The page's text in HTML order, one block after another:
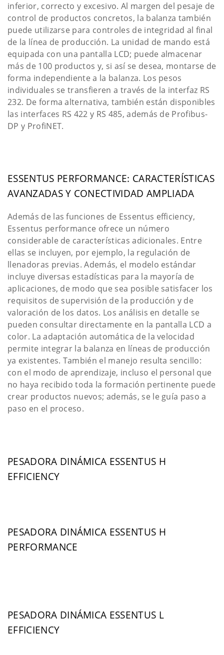
inferior, correcto y excesivo. Al margen del pesaje de
control de productos concretos, la balanza también
puede utilizarse para controles de integridad al final
de la línea de producción. La unidad de mando está
equipada con una pantalla LCD; puede almacenar
más de 100 productos y, si así se desea, montarse de
forma independiente a la balanza. Los pesos
individuales se transfieren a través de la interfaz RS
232. De forma alternativa, también están disponibles
las interfaces RS 422 y RS 485, además de Profibus-
DP y ProfiNET.
ESSENTUS PERFORMANCE: CARACTERÍSTICAS
AVANZADAS Y CONECTIVIDAD AMPLIADA
Además de las funciones de Essentus efficiency,
Essentus performance ofrece un número
considerable de características adicionales. Entre
ellas se incluyen, por ejemplo, la regulación de
llenadoras previas. Además, el modelo estándar
incluye diversas estadísticas para la mayoría de
aplicaciones, de modo que sea posible satisfacer los
requisitos de supervisión de la producción y de
valoración de los datos. Los análisis en detalle se
pueden consultar directamente en la pantalla LCD a
color. La adaptación automática de la velocidad
permite integrar la balanza en líneas de producción
ya existentes. También el manejo resulta sencillo:
con el modo de aprendizaje, incluso el personal que
no haya recibido toda la formación pertinente puede
crear productos nuevos; además, se le guía paso a
paso en el proceso.
PESADORA DINÁMICA ESSENTUS H
EFFICIENCY
PESADORA DINÁMICA ESSENTUS H
PERFORMANCE
PESADORA DINÁMICA ESSENTUS L
EFFICIENCY